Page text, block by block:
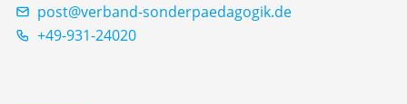
post@verband-sonderpaedagogik.de
+49-931-24020